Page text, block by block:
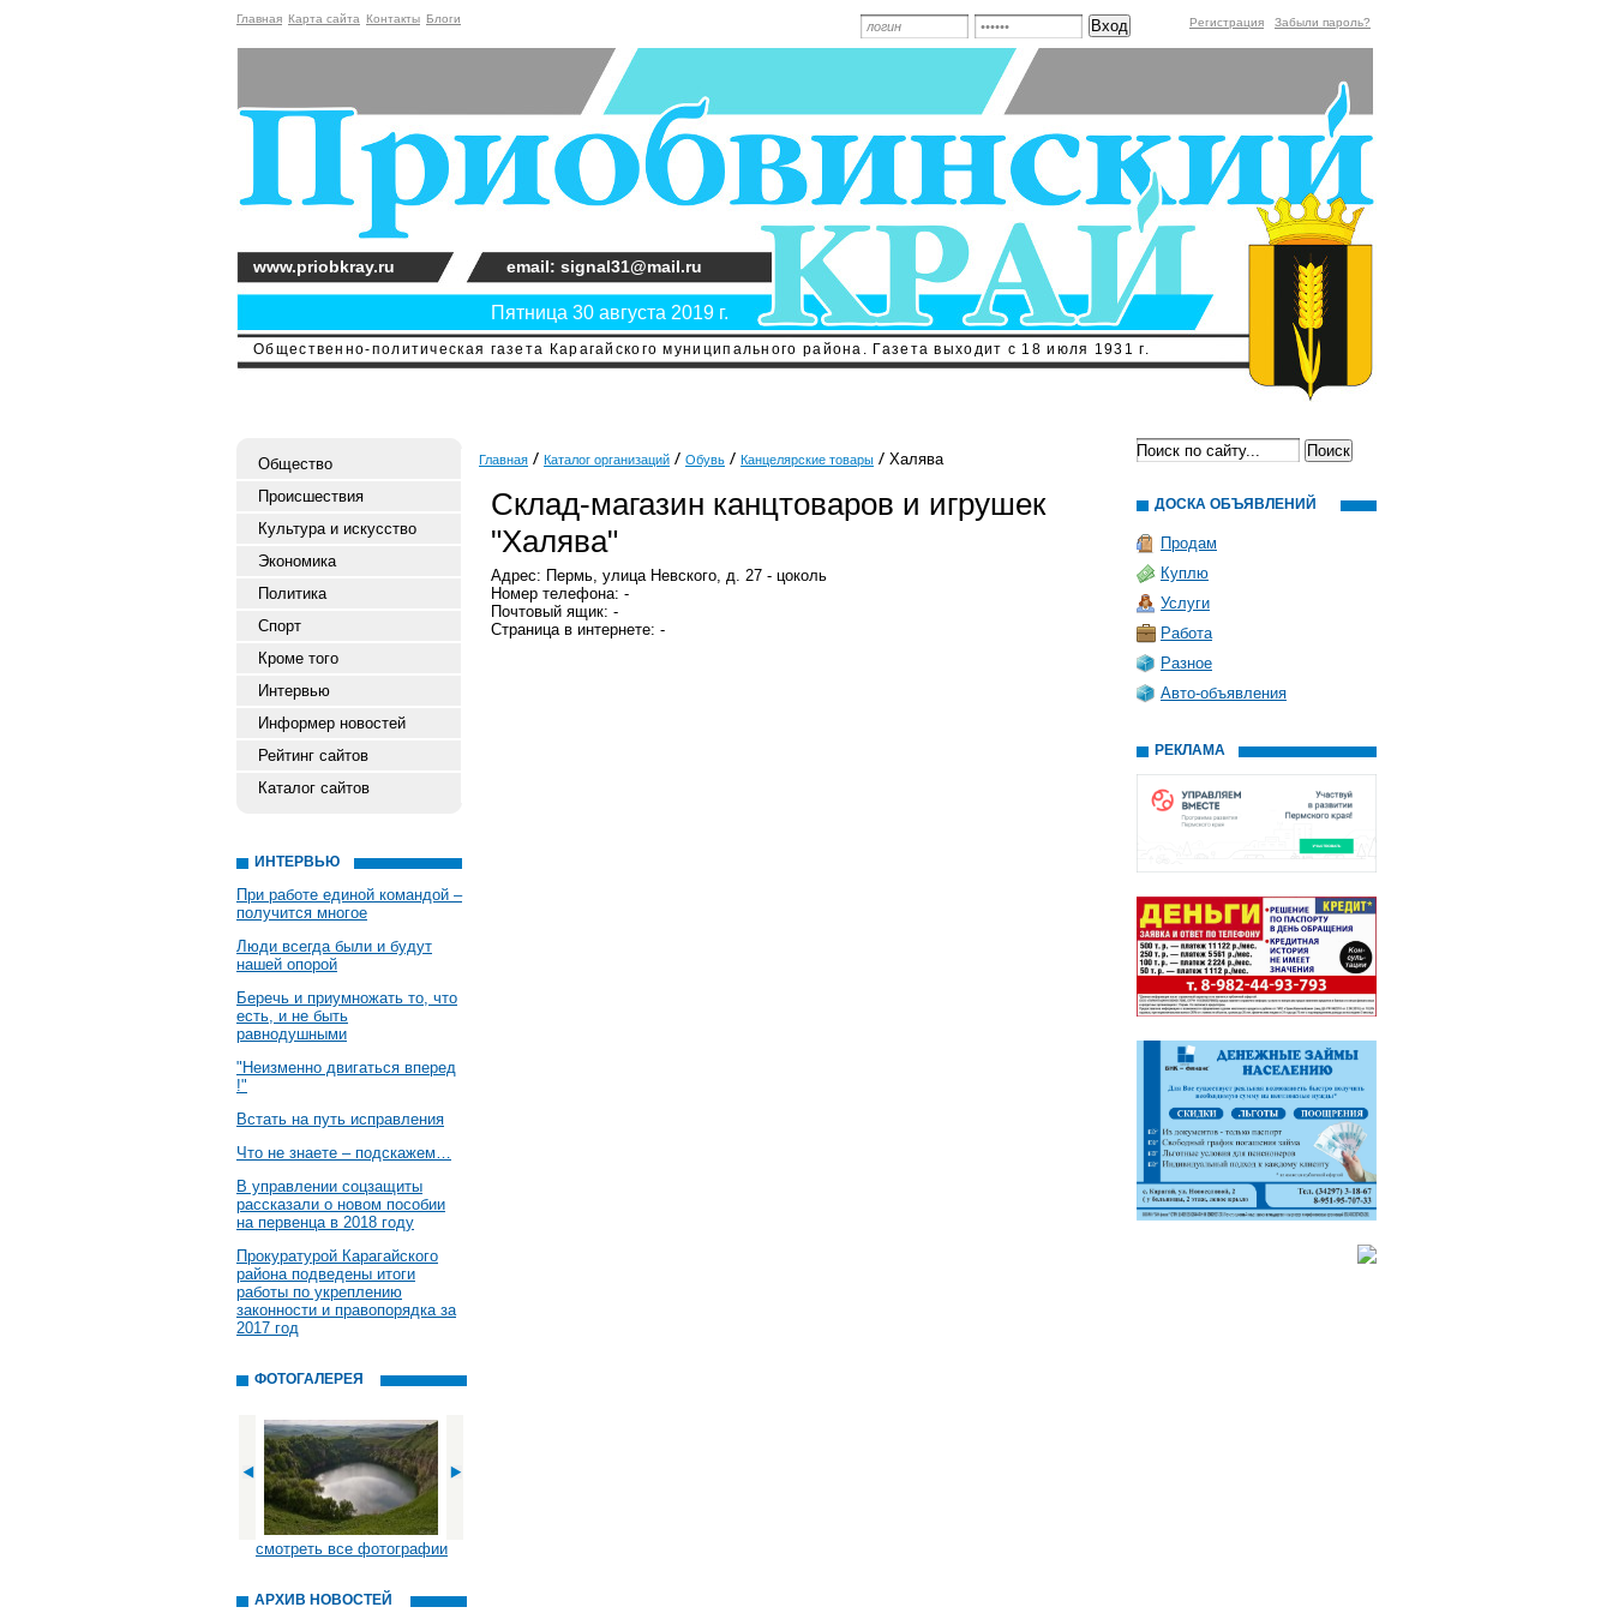
Главная Карта сайта Контакты Блоги Регистрация Забыли пароль?
Общественно-политическая газета Карагайского муниципального района. Газета выходит с 18 июля 1931 г.
Пятница 30 августа 2019 г.
www.priobkray.ru email: signal31@mail.ru
Общество
Происшествия
Культура и искусство
Экономика
Политика
Спорт
Кроме того
Интервью
Информер новостей
Рейтинг сайтов
Каталог сайтов
ИНТЕРВЬЮ
При работе единой командой –
получится многое
Люди всегда были и будут
нашей опорой
Беречь и приумножать то, что
есть, и не быть
равнодушными
"Неизменно двигаться вперед
!"
Встать на путь исправления
Что не знаете – подскажем…
В управлении соцзащиты
рассказали о новом пособии
на первенца в 2018 году
Прокуратурой Карагайского
района подведены итоги
работы по укреплению
законности и правопорядка за
2017 год
ФОТОГАЛЕРЕЯ
смотреть все фотографии
АРХИВ НОВОСТЕЙ
Главная Каталог организаций Обувь Канцелярские товары Халява
Склад-магазин канцтоваров и игрушек
"Халява"
Адрес: Пермь, улица Невского, д. 27 - цоколь
Номер телефона: -
Почтовый ящик: -
Страница в интернете: -
ДОСКА ОБЪЯВЛЕНИЙ
Продам
Куплю
Услуги
Работа
Разное
Авто-объявления
РЕКЛАМА